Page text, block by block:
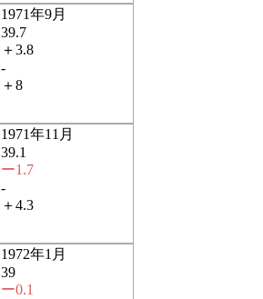
1971年9月
39.7
＋3.8
-
＋8
1971年11月
39.1
ー1.7
-
＋4.3
1972年1月
39
ー0.1